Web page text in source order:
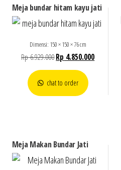
Meja bundar hitam kayu jati
Dimensi: 150 × 150 × 76 cm
Rp6.929.000Rp 4.850.000
chat to order
Meja Makan Bundar Jati